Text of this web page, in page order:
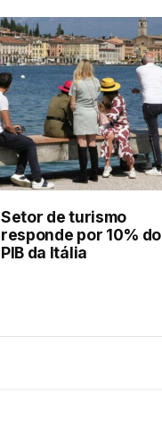
Setor de turismo
responde por 10% do
PIB da Itália